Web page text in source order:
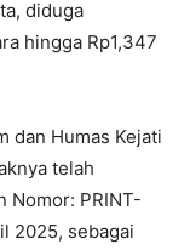
diduga
hingga Rp1,347
dan Humas Kejati
telah
Nomor: PRINT-
2025, sebagai